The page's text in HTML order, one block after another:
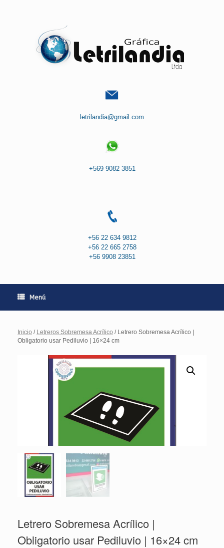
letrilandia@gmail.com
+569 9082 3851
+56 22 634 9812
+56 22 665 2758
+56 9908 23851
Menú
Inicio / Letreros Sobremesa Acrílico / Letrero Sobremesa Acrílico |
Obligatorio usar Pediluvio | 16×24 cm
Letrero Sobremesa Acrílico |
Obligatorio usar Pediluvio | 16×24 cm